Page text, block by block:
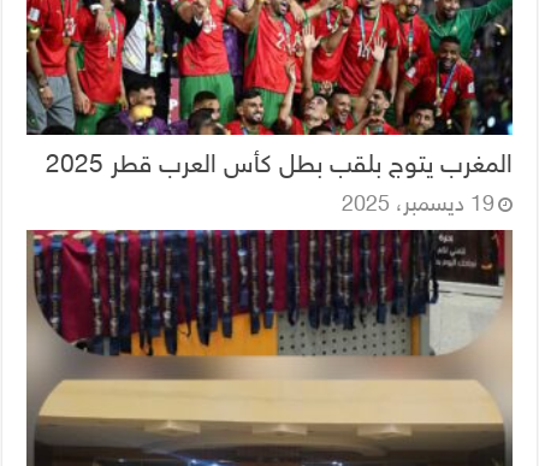
المغرب يتوج بلقب بطل كأس العرب قطر 2025
19 ديسمبر، 2025